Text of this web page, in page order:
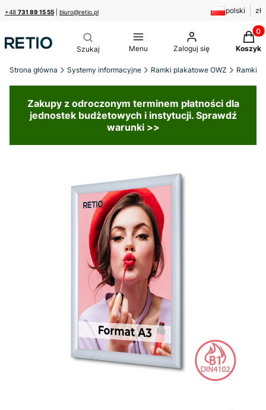
+48 731 89 15 55 biuro@retio.pl polski zł
Menu Zaloguj się Koszyk
Strona główna Systemy informacyjne Ramki plakatowe OWZ Ramki
Zakupy z odroczonym terminem płatności dla
jednostek budżetowych i instytucji. Sprawdź
warunki >>